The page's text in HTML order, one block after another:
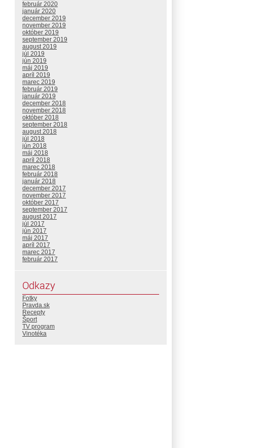
február 2020
január 2020
december 2019
november 2019
október 2019
september 2019
august 2019
júl 2019
jún 2019
máj 2019
apríl 2019
marec 2019
február 2019
január 2019
december 2018
november 2018
október 2018
september 2018
august 2018
júl 2018
jún 2018
máj 2018
apríl 2018
marec 2018
február 2018
január 2018
december 2017
november 2017
október 2017
september 2017
august 2017
júl 2017
jún 2017
máj 2017
apríl 2017
marec 2017
február 2017
Odkazy
Fotky
Pravda.sk
Recepty
Šport
TV program
Vinotéka